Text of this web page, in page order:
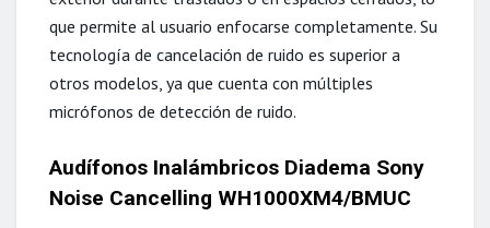
que permite al usuario enfocarse completamente. Su
tecnología de cancelación de ruido es superior a
otros modelos, ya que cuenta con múltiples
micrófonos de detección de ruido.
Audífonos Inalámbricos Diadema Sony
Noise Cancelling WH1000XM4/BMUC